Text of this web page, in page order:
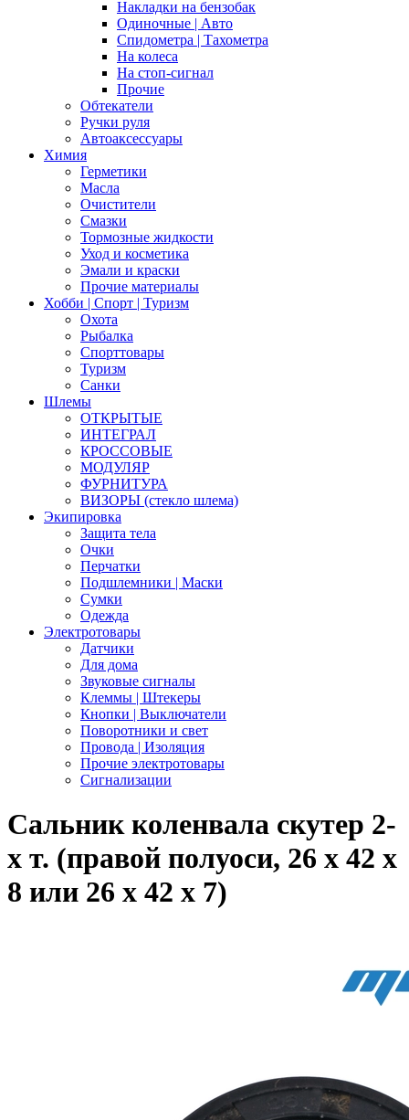
Накладки на бензобак
Одиночные | Авто
Спидометра | Тахометра
На колеса
На стоп-сигнал
Прочие
Обтекатели
Ручки руля
Автоаксессуары
Химия
Герметики
Масла
Очистители
Смазки
Тормозные жидкости
Уход и косметика
Эмали и краски
Прочие материалы
Хобби | Cпорт | Туризм
Охота
Рыбалка
Спорттовары
Туризм
Санки
Шлемы
ОТКРЫТЫЕ
ИНТЕГРАЛ
КРОССОВЫЕ
МОДУЛЯР
ФУРНИТУРА
ВИЗОРЫ (стекло шлема)
Экипировка
Защита тела
Очки
Перчатки
Подшлемники | Маски
Сумки
Одежда
Электротовары
Датчики
Для дома
Звуковые сигналы
Клеммы | Штекеры
Кнопки | Выключатели
Поворотники и свет
Провода | Изоляция
Прочие электротовары
Сигнализации
Сальник коленвала скутер 2-
х т. (правой полуоси, 26 x 42 x
8 или 26 x 42 x 7)